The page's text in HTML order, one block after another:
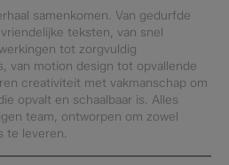
samenkomen. Van gedurfde
teksten, van snel
tot zorgvuldig
van motion design tot opvallende
creativiteit met vakmanschap om
opvalt en schaalbaar is. Alles
team, ontworpen om zowel
te leveren.